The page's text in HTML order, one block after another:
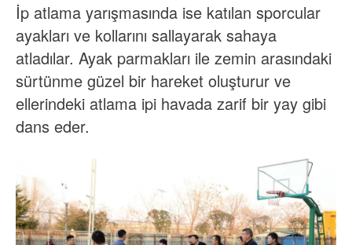
İp atlama yarışmasında ise katılan sporcular
ayakları ve kollarını sallayarak sahaya
atladılar. Ayak parmakları ile zemin arasındaki
sürtünme güzel bir hareket oluşturur ve
ellerindeki atlama ipi havada zarif bir yay gibi
dans eder.